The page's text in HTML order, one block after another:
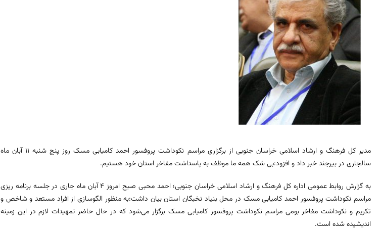
مدیر کل فرهنگ و ارشاد اسلامی خراسان جنوبی از برگزاری مراسم نکوداشت پروفسور احمد کامیابی مسک روز پنج شنبه ١١ آبان ماه
سالجاری در بیرجند خبر داد و افزود:بی شک همه ما موظف به پاسداشت مفاخر استان خود هستیم.
به گزارش روابط عمومی اداره کل فرهنگ و ارشاد اسلامی خراسان جنوبی؛ احمد محبی صبح امروز ٤ آبان ماه جاری در جلسه برنامه ریزی
مراسم نکوداشت پروفسور احمد کامیابی مسک در محل بنیاد نخبگان استان بیان داشت:به منظور الگوسازی از افراد مستعد و شاخص و
تکریم و نکوداشت مفاخر بومی مراسم نکوداشت پروفسور کامیابی مسک برگزار می‌شود که در حال حاضر تمهیدات لازم در این زمینه
اندیشیده شده است.